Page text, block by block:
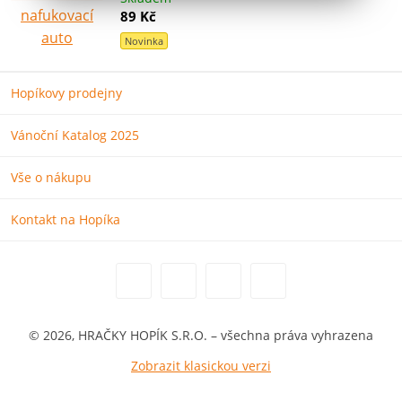
89 Kč
Novinka
Hopíkovy prodejny
Vánoční Katalog 2025
Vše o nákupu
Kontakt na Hopíka
© 2026, HRAČKY HOPÍK S.R.O. – všechna práva vyhrazena
Zobrazit klasickou verzi